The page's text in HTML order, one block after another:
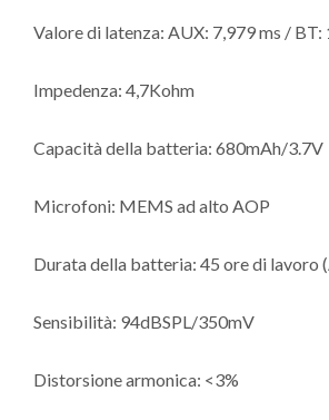
Valore di latenza: AUX: 7,979 ms / BT:
Impedenza: 4,7Kohm
Capacità della batteria: 680mAh/3.7V
Microfoni: MEMS ad alto AOP
Durata della batteria: 45 ore di lavoro
Sensibilità: 94dBSPL/350mV
Distorsione armonica: <3%